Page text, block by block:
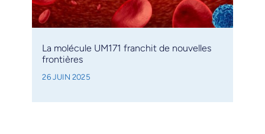
La molécule UM171 franchit de nouvelles
frontières
26 JUIN 2025